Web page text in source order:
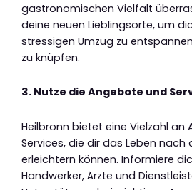
gastronomischen Vielfalt
deine neuen Lieblingsorte, um
stressigen Umzug zu
zu knüpfen.
3. Nutze die Angebote und
Heilbronn bietet eine Vielzahl an
Services, die dir das Leben nach
erleichtern können. Informiere
Handwerker, Ärzte und